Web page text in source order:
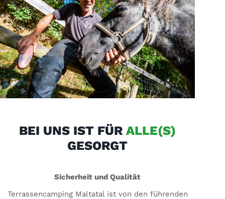
BEI UNS IST FÜR ALLE(S)
GESORGT
Sicherheit und Qualität
Terrassencamping Maltatal ist von den führenden